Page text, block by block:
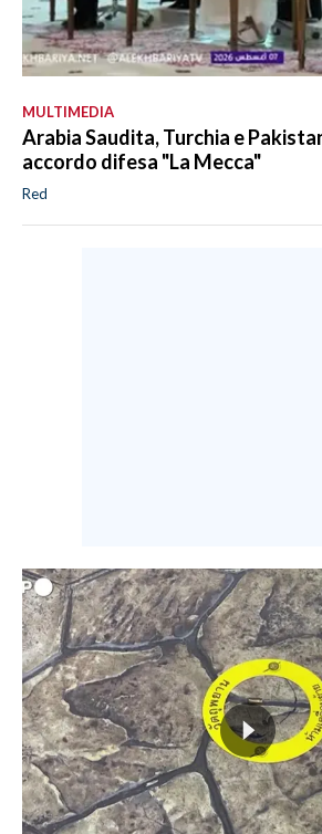
MULTIMEDIA
Arabia Saudita, Turchia e
accordo difesa "La Mecca"
Red